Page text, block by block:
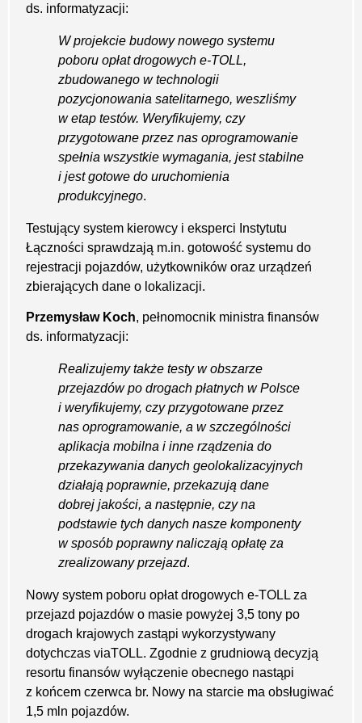
ds. informatyzacji:
W projekcie budowy nowego systemu
poboru opłat drogowych e-TOLL,
zbudowanego w technologii
pozycjonowania satelitarnego, weszliśmy
w etap testów. Weryfikujemy, czy
przygotowane przez nas oprogramowanie
spełnia wszystkie wymagania, jest stabilne
i jest gotowe do uruchomienia
produkcyjnego.
Testujący system kierowcy i eksperci Instytutu
Łączności sprawdzają m.in. gotowość systemu do
rejestracji pojazdów, użytkowników oraz urządzeń
zbierających dane o lokalizacji.
Przemysław Koch, pełnomocnik ministra finansów
ds. informatyzacji:
Realizujemy także testy w obszarze
przejazdów po drogach płatnych w Polsce
i weryfikujemy, czy przygotowane przez
nas oprogramowanie, a w szczególności
aplikacja mobilna i inne rządzenia do
przekazywania danych geolokalizacyjnych
działają poprawnie, przekazują dane
dobrej jakości, a następnie, czy na
podstawie tych danych nasze komponenty
w sposób poprawny naliczają opłatę za
zrealizowany przejazd.
Nowy system poboru opłat drogowych e-TOLL za
przejazd pojazdów o masie powyżej 3,5 tony po
drogach krajowych zastąpi wykorzystywany
dotychczas viaTOLL. Zgodnie z grudniową decyzją
resortu finansów wyłączenie obecnego nastąpi
z końcem czerwca br. Nowy na starcie ma obsługiwać
1,5 mln pojazdów.